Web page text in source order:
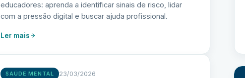
educadores: aprenda a identificar sinais de risco, lidar
com a pressão digital e buscar ajuda profissional.
Ler mais
SAÚDE MENTAL 23/03/2026